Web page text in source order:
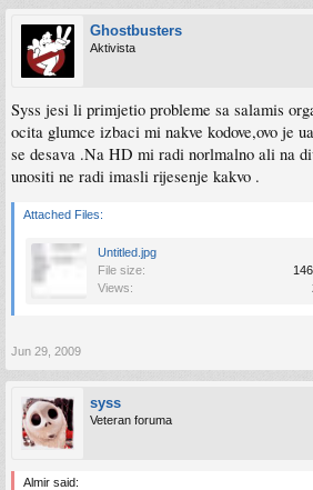
Ghostbusters
Aktivista
Syss jesi li primjetio probleme sa salamis
ocita glumce izbaci mi nakve kodove,ovo je
se desava .Na HD mi radi norlmalno ali na
unositi ne radi imasli rijesenje kakvo .
Attached Files:
Untitled.jpg
File size:
Views:
Jun 29, 2009
syss
Veteran foruma
Almir said: